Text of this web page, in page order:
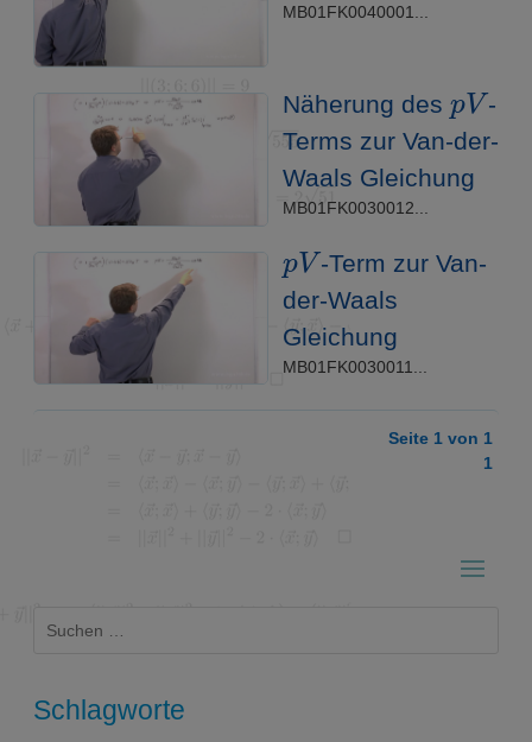
MB01FK0040001...
Näherung des
V
-
Terms zur Van-der-
Waals Gleichung
MB01FK0030012...
V
-Term zur Van-
der-Waals
Gleichung
MB01FK0030011...
Seite 1 von 1
1
nach:
Schlagworte